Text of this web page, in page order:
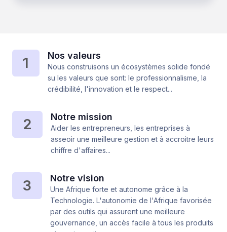
1 Nos valeurs
Nous construisons un écosystèmes solide fondé
su les valeurs que sont: le professionnalisme, la
crédibilité, l'innovation et le respect...
2 Notre mission
Aider les entrepreneurs, les entreprises à
asseoir une meilleure gestion et à accroitre leurs
chiffre d'affaires...
3 Notre vision
Une Afrique forte et autonome grâce à la
Technologie. L'autonomie de l'Afrique favorisée
par des outils qui assurent une meilleure
gouvernance, un accès facile à tous les produits